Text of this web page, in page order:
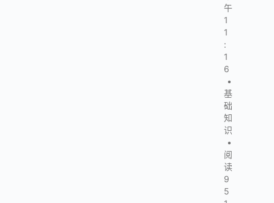
午
1
1
:
1
6
•
基
础
知
识
•
阅
读
9
5